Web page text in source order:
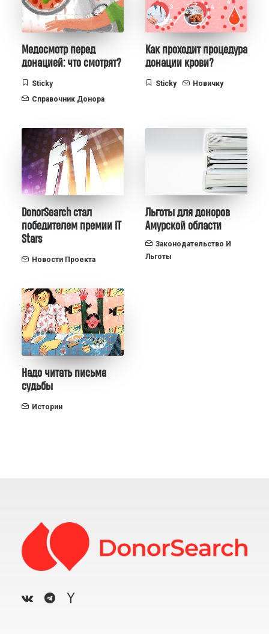
Медосмотр перед
донацией: что смотрят?
Sticky
Справочник Донора
Как проходит процедура
донации крови?
Sticky Новичку
DonorSearch стал
победителем премии IT
Stars
Новости Проекта
Льготы для доноров
Амурской области
Законодательство И
Льготы
Надо читать письма
судьбы
Истории